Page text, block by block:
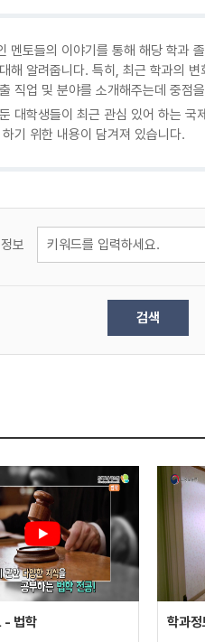
멘토들의 이야기를 통해 해당 학과
해 알려줍니다. 특히, 최근 학과의
직업 및 분야를 소개해주는데 중점
대학생들이 최근 관심 있어 하는
기 위한 내용이 담겨져 있습니다.
보
검색
- 법학
학과